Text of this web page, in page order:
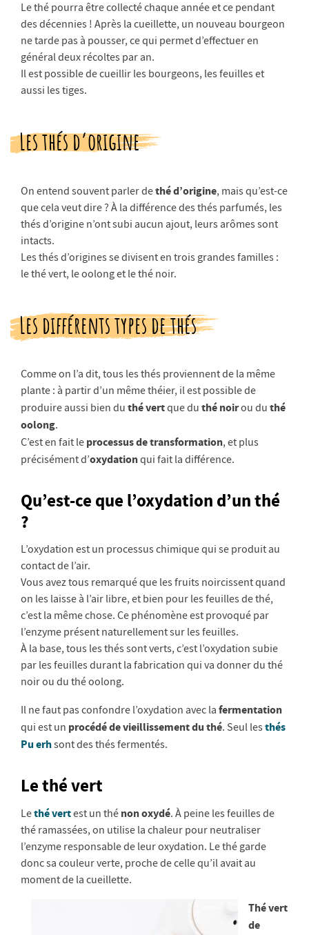
Le thé pourra être collecté chaque année et ce pendant
des décennies ! Après la cueillette, un nouveau bourgeon
ne tarde pas à pousser, ce qui permet d’effectuer en
général deux récoltes par an.
Il est possible de cueillir les bourgeons, les feuilles et
aussi les tiges.
Les thés d’origine
On entend souvent parler dethé d’origine, mais qu’est-ce
que cela veut dire ? À la différence des thés parfumés, les
thés d’origine n’ont subi aucun ajout, leurs arômes sont
intacts.
Les thés d’origines se divisent en trois grandes familles :
le thé vert, le oolong et le thé noir.
Les différents types de thés
Comme on l’a dit, tous les thés proviennent de la même
plante : à partir d’un même théier, il est possible de
produire aussi bien du thé vertque du thé noirou du thé
oolong.
C’est en fait le processus de transformation, et plus
précisément d’oxydationqui fait la différence.
Qu’est-ce que l’oxydation d’un thé
?
L’oxydation est un processus chimique qui se produit au
contact de l’air.
Vous avez tous remarqué que les fruits noircissent quand
on les laisse à l’air libre, et bien pour les feuilles de thé,
c’est la même chose. Ce phénomène est provoqué par
l’enzyme présent naturellement sur les feuilles.
À la base, tous les thés sont verts, c’est l’oxydation subie
par les feuilles durant la fabrication qui va donner du thé
noir ou du thé oolong.
Il ne faut pas confondre l’oxydation avec la fermentation
qui est un procédé de vieillissement du thé. Seul lesthés
Pu erhsont des thés fermentés.
Le thé vert
Lethé vertest un thé non oxydé. À peine les feuilles de
thé ramassées, on utilise la chaleur pour neutraliser
l’enzyme responsable de leur oxydation. Le thé garde
donc sa couleur verte, proche de celle qu’il avait au
moment de la cueillette.
Thé vert
de